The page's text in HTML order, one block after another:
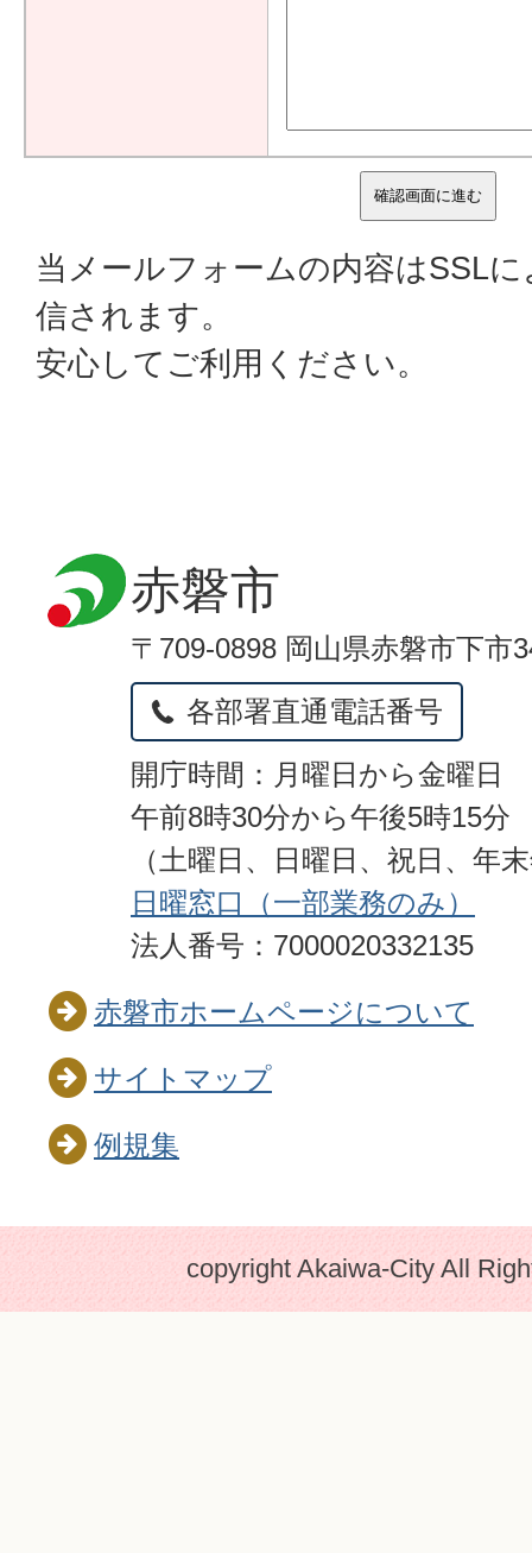
当メールフォームの内容はSSL
信されます。
安心してご利用ください。
赤磐市
〒709-0898 岡山県赤磐市下市
各部署直通電話番号
開庁時間：月曜日から金曜日
午前8時30分から午後5時15分
（土曜日、日曜日、祝日、年
日曜窓口（一部業務のみ）
法人番号：7000020332135
赤磐市ホームページについて
サイトマップ
例規集
copyright Akaiwa-City All